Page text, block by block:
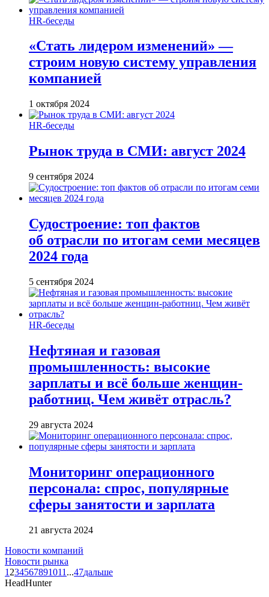
HR-беседы
«Стать лидером изменений» —
строим новую систему управления
компанией
1 октября 2024
HR-беседы
Рынок труда в СМИ: август 2024
9 сентября 2024
Судостроение: топ фактов
об отрасли по итогам семи месяцев
2024 года
5 сентября 2024
HR-беседы
Нефтяная и газовая
промышленность: высокие
зарплаты и всё больше женщин-
работниц. Чем живёт отрасль?
29 августа 2024
Мониторинг операционного
персонала: спрос, популярные
сферы занятости и зарплата
21 августа 2024
Новости компаний
Новости рынка
1 234567891011 ...47дальше
HeadHunter